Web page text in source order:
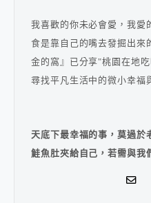
我喜歡的你未必會愛，我愛
食是靠自己的嘴去發掘出來
金的窩』已分享"桃園在地
尋找平凡生活中的微小幸福
天底下最幸福的事，莫過於
鮭魚肚夾給自己，若需與我